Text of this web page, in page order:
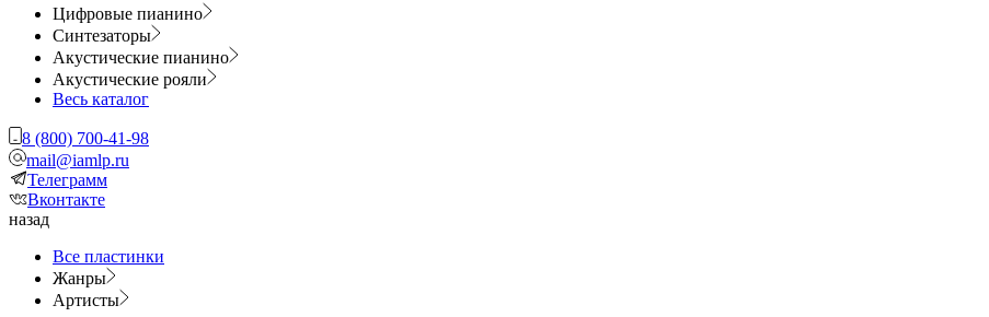
Цифровые пианино
Синтезаторы
Акустические пианино
Акустические рояли
Весь каталог
8 (800) 700-41-98
mail@iamlp.ru
Телеграмм
Вконтакте
назад
Все пластинки
Жанры
Артисты